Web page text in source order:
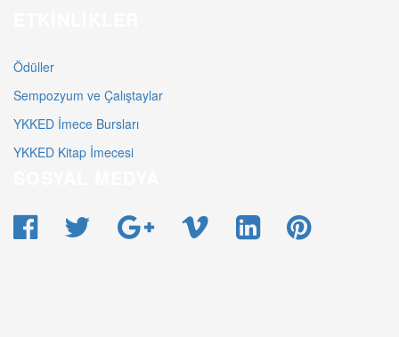
Ödüller
Sempozyum ve Çalıştaylar
YKKED İmece Bursları
YKKED Kitap İmecesi